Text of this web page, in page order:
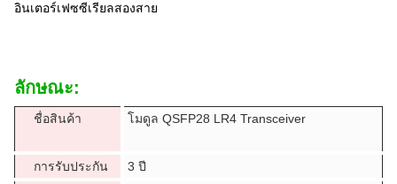
อินเตอร์เฟซซีเรียลสองสาย
ลักษณะ:
ชื่อสินค้า โมดูล QSFP28 LR4 Transceiver
การรับประกัน
3 ปี